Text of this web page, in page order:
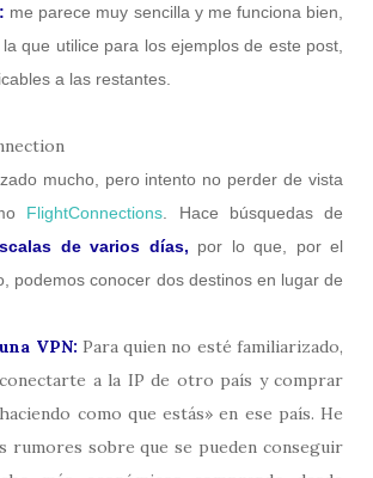
me parece muy sencilla y me funciona bien,
que utilice para los ejemplos de este post,
a las restantes.
mucho, pero intento no perder de vista
FlightConnections . Hace búsquedas de
scalas de varios días, por lo que, por el
podemos conocer dos destinos en lugar de
VPN: Para quien no esté familiarizado,
a la IP de otro país y comprar
como que estás» en ese país. He
rumores sobre que se pueden conseguir